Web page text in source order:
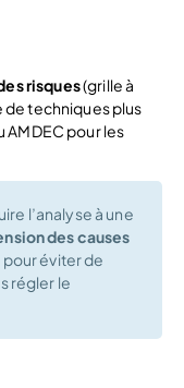
risques(grille à
de techniques plus
AMDEC pour les
l’analyse à une
des causes
éviter de
régler le